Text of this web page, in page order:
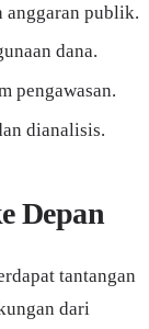
anggaran publik.
dana.
pengawasan.
dianalisis.
Depan
tantangan
dari